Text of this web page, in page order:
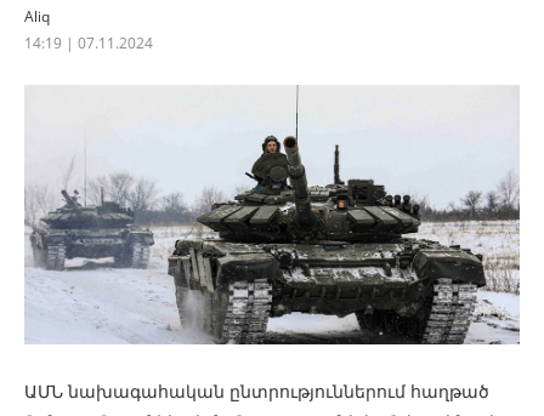
Aliq
14:19 | 07.11.2024
ԱՄՆ նախագահական ընտրություններում հաղթած